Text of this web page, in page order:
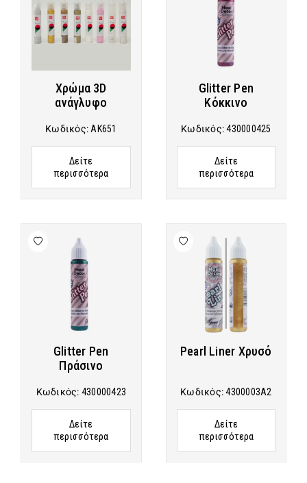
Χρώμα 3D
ανάγλυφο
Κωδικός: AK651
Δείτε
περισσότερα
Glitter Pen
Κόκκινο
Κωδικός:430000425
Δείτε
περισσότερα
Glitter Pen
Πράσινο
Κωδικός: 430000423
Δείτε
περισσότερα
Pearl Liner Χρυσό
Κωδικός:4300003A2
Δείτε
περισσότερα